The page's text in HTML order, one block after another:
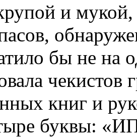
и мукой,
бы не на
книг и
буквы: